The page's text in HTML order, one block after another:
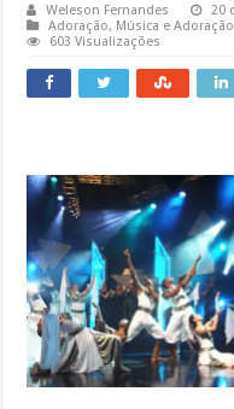
Weleson Fernandes
20
Adoração, Música e Adoração
603 Visualizações